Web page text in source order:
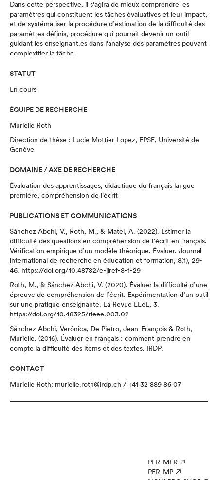
Dans cette perspective, il s'agira de mieux comprendre les
paramètres qui constituent les tâches évaluatives et leur impact,
et de systématiser la procédure d’estimation de la difficulté des
paramètres définis, procédure qui pourrait devenir un outil
guidant les enseignant.es dans l'analyse des paramètres pouvant
complexifier la tâche.
STATUT
En cours
ÉQUIPE DE RECHERCHE
Murielle Roth
Direction de thèse : Lucie Mottier Lopez, FPSE, Université de
Genève
DOMAINE / AXE DE RECHERCHE
Évaluation des apprentissages, didactique du français langue
première, compréhension de l'écrit
PUBLICATIONS ET COMMUNICATIONS
Sánchez Abchi, V., Roth, M., & Matei, A. (2022). Estimer la
difficulté des questions en compréhension de l’écrit en français.
Vérification empirique d’un modèle théorique. Évaluer. Journal
international de recherche en éducation et formation, 8(1), 29-
46. https://doi.org/10.48782/e-jiref-8-1-29
Roth, M., & Sánchez Abchi, V. (2020). Évaluer la difficulté d’une
épreuve de compréhension de l’écrit. Expérimentation d’un outil
sur une pratique enseignante. La Revue LEeE, 3.
https://doi.org/10.48325/rleee.003.02
Sánchez Abchi, Verónica, De Pietro, Jean-François & Roth,
Murielle. (2016). Évaluer en français : comment prendre en
compte la difficulté des items et des textes. IRDP.
CONTACT
Murielle Roth: murielle.roth@irdp.ch / +41 32 889 86 07
PER-MER
PER-MP